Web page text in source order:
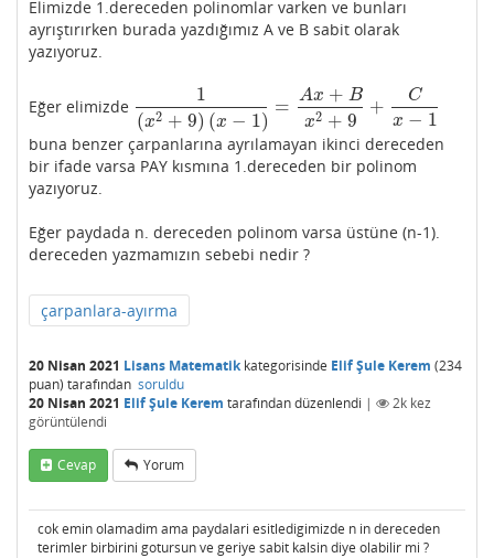
Elimizde 1.dereceden polinomlar varken ve bunları
ayrıştırırken burada yazdığımız A ve B sabit olarak
yazıyoruz.
Eğer elimizde
1
(x2 + 9) (x − 1)
= Ax + B
x2 + 9
+
C
x − 1
1(x2+9)(x−1)=Ax+Bx 2+ 9+Cx−1
buna benzer çarpanlarına ayrılamayan ikinci dereceden
bir ifade varsa PAY kısmına 1.dereceden bir polinom
yazıyoruz.
Eğer paydada n. dereceden polinom varsa üstüne (n-1).
dereceden yazmamızın sebebi nedir ?
çarpanlara-ayırma
20 Nisan 2021 Lisans Matematikkategorisinde Elif Şule Kerem (234
puan) tarafından soruldu
20 Nisan 2021 Elif Şule Kerem tarafındandüzenlendi | 2k kez
görüntülendi
Cevap Yorum
cok emin olamadim ama paydalari esitledigimizde n in dereceden
terimler birbirini gotursun ve geriye sabit kalsin diye olabilir mi ?